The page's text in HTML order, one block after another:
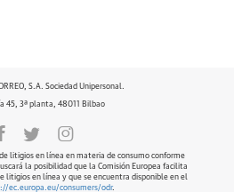
S.A. Sociedad Unipersonal.
45, 3ª planta, 48011 Bilbao
litigios en línea en materia de consumo conforme
la posibilidad que la Comisión Europea facilita
litigios en línea y que se encuentra disponible en el
ec.europa.eu/consumers/odr.